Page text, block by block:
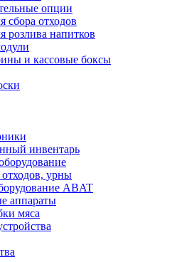
опции
сбора отходов
розлива напитков
и кассовые боксы
инвентарь
урны
ABAT
аппараты
мяса